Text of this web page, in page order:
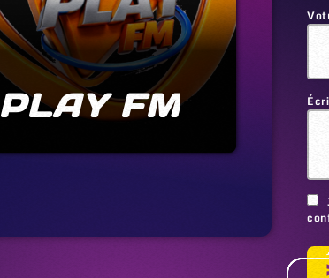
PLAY FM